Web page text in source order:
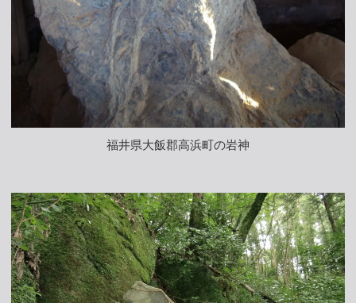
福井県大飯郡高浜町の岩神